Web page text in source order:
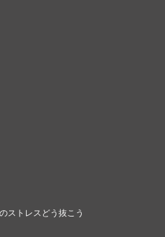
ストレスどう抜こう